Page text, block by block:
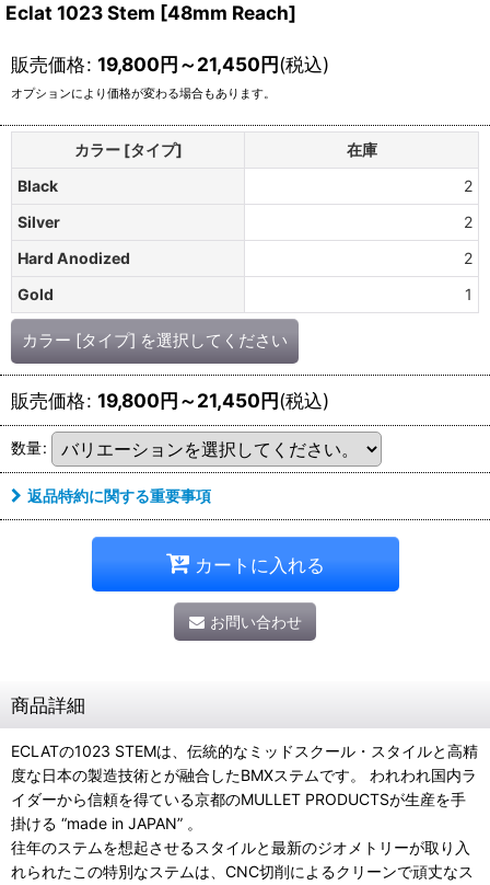
Eclat 1023 Stem [48mm Reach]
販売価格: 19,800円～21,450円(税込)
オプションにより価格が変わる場合もあります。
カラー [タイプ]
在庫
Black
2
Silver
2
Hard Anodized
2
Gold
1
カラー [タイプ] を選択してください
販売価格: 19,800円～21,450円(税込)
数量:
返品特約に関する重要事項
カートに入れる
お問い合わせ
商品詳細
ECLATの1023 STEMは、伝統的なミッドスクール・スタイルと高精
度な日本の製造技術とが融合したBMXステムです。 われわれ国内ラ
イダーから信頼を得ている京都のMULLET PRODUCTSが生産を手
掛ける “made in JAPAN” 。
往年のステムを想起させるスタイルと最新のジオメトリーが取り入
れられたこの特別なステムは、CNC切削によるクリーンで頑丈なス